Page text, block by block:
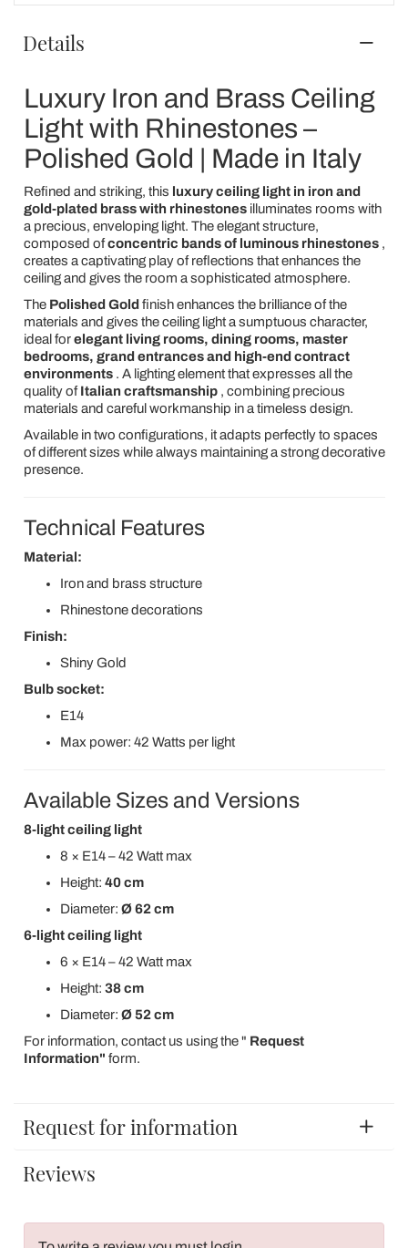
Details
Luxury Iron and Brass Ceiling
Light with Rhinestones –
Polished Gold | Made in Italy
Refined and striking, this luxury ceiling light in iron and
gold-plated brass with rhinestonesilluminates rooms with
a precious, enveloping light. The elegant structure,
composed ofconcentric bands of luminous rhinestones,
creates a captivating play of reflections that enhances the
ceiling and gives the room a sophisticated atmosphere.
The Polished Gold finish enhances the brilliance of the
materials and gives the ceiling light a sumptuous character,
ideal forelegant living rooms, dining rooms, master
bedrooms, grand entrances and high-end contract
environments. A lighting element that expresses all the
quality ofItalian craftsmanship, combining precious
materials and careful workmanship in a timeless design.
Available in two configurations, it adapts perfectly to spaces
of different sizes while always maintaining a strong decorative
presence.
Technical Features
Material:
Iron and brass structure
Rhinestone decorations
Finish:
Shiny Gold
Bulb socket:
E14
Max power: 42 Watts per light
Available Sizes and Versions
8-light ceiling light
8 × E14 – 42 Watt max
Height: 40 cm
Diameter: Ø 62 cm
6-light ceiling light
6 × E14 – 42 Watt max
Height: 38 cm
Diameter: Ø 52 cm
For information, contact us using the " Request
Information" form.
Request for information
Reviews